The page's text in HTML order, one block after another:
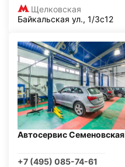
Щелковская
Байкальская ул., 1/3с12
Автосервис Семеновская
+7 (495) 085-74-61